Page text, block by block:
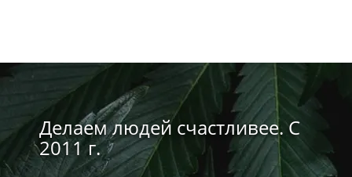
Делаем людей счастливее. С
2011 г.